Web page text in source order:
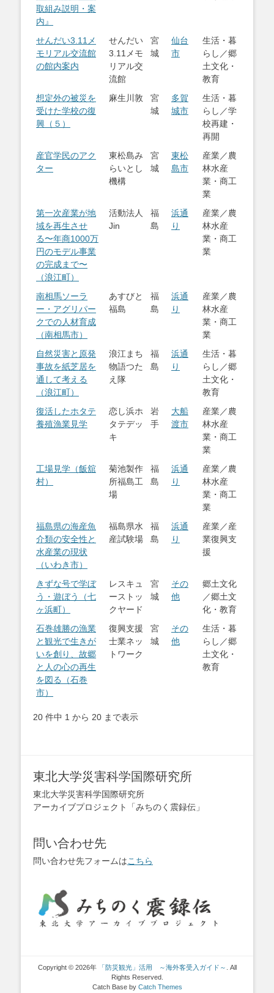
取組み説明・案
内』
せんだい3.11メ
モリアル交流館
の館内案内
せんだい
3.11メモ
リアル交
流館
宮
城
仙台
市
生活・暮
らし／郷
土文化・
教育
想定外の被災を
受けた学校の復
興（５）
麻生川敦
宮
城
多賀
城市
生活・暮
らし／学
校再建・
再開
産官学民のアク
ター
東松島み
らいとし
機構
宮
城
東松
島市
産業／農
林水産
業・商工
業
第一次産業が地
域を再生させ
る〜年商1000万
円のモデル事業
の完成まで〜
（浪江町）
活動法人
Jin
福
島
浜通
り
産業／農
林水産
業・商工
業
南相馬ソーラ
ー・アグリパー
クでの人材育成
（南相馬市）
あすびと
福島
福
島
浜通
り
産業／農
林水産
業・商工
業
自然災害と原発
事故を紙芝居を
通して考える
（浪江町）
浪江まち
物語つた
え隊
福
島
浜通
り
生活・暮
らし／郷
土文化・
教育
復活したホタテ
養殖漁業見学
恋し浜ホ
タテデッ
キ
岩
手
大船
渡市
産業／農
林水産
業・商工
業
工場見学（飯舘
村）
菊池製作
所福島工
場
福
島
浜通
り
産業／農
林水産
業・商工
業
福島県の海産魚
介類の安全性と
水産業の現状
（いわき市）
福島県水
産試験場
福
島
浜通
り
産業／産
業復興支
援
きずな号で学ぼ
う・遊ぼう（七
ヶ浜町）
レスキュ
ーストッ
クヤード
宮
城
その
他
郷土文化
／郷土文
化・教育
石巻雄勝の漁業
と観光で生きが
いを創り、故郷
と人の心の再生
を図る（石巻
市）
復興支援
士業ネッ
トワーク
宮
城
その
他
生活・暮
らし／郷
土文化・
教育
20 件中 1 から 20 まで表示
東北大学災害科学国際研究所
東北大学災害科学国際研究所
アーカイブプロジェクト「みちのく震録伝」
問い合わせ先
問い合わせ先フォームはこちら
Copyright © 2026年 「防災観光」活用 ～海外客受入ガイド～
. All
Rights Reserved.
Catch Base by Catch Themes